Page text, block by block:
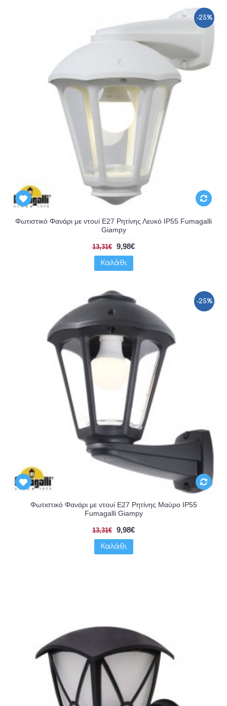
-25%
Φωτιστικό Φανάρι με ντουί Ε27 Ρητίνης Λευκό IP55 Fumagalli
Giampy
13,31€ 9,98€
Καλάθι
-25%
Φωτιστικό Φανάρι με ντουί Ε27 Ρητίνης Μαύρο IP55
Fumagalli Giampy
13,31€ 9,98€
Καλάθι